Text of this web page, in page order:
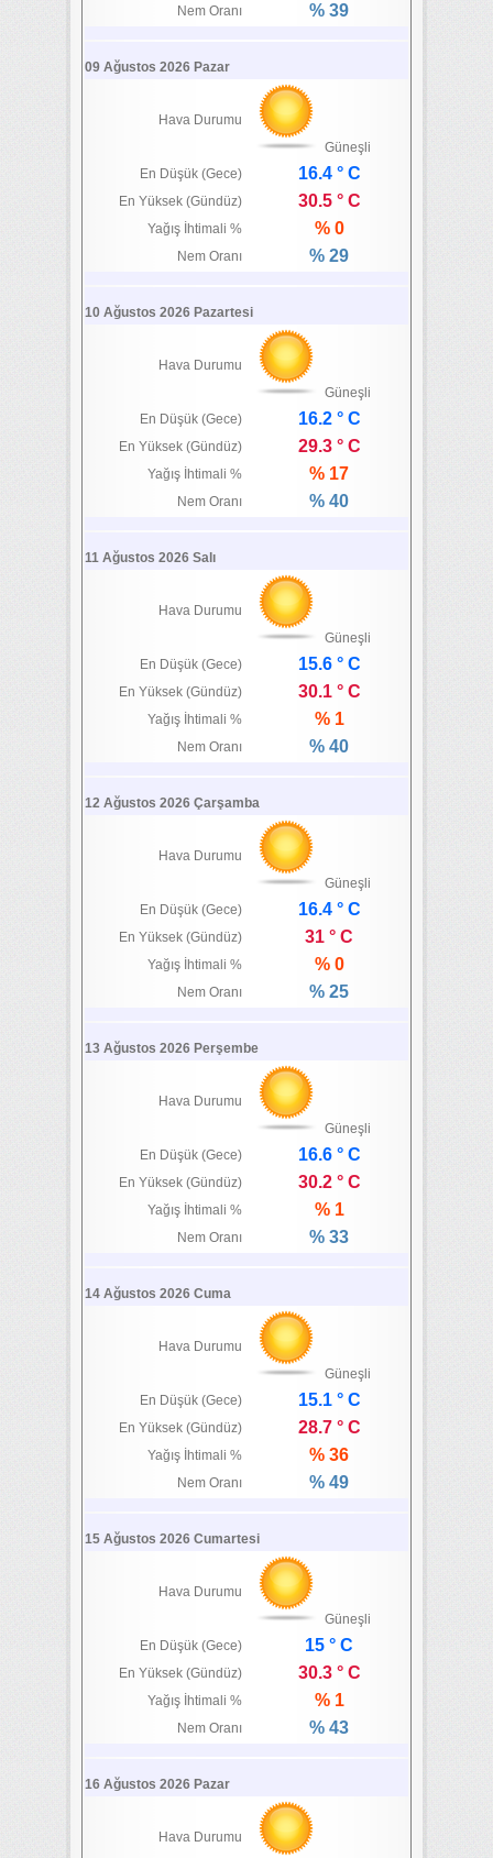
Nem Oranı % 39
09 Ağustos 2026 Pazar
Hava Durumu
Güneşli
En Düşük (Gece)
16.4 ° C
En Yüksek (Gündüz) 30.5 ° C
Yağış İhtimali % % 0
Nem Oranı % 29
10 Ağustos 2026 Pazartesi
Hava Durumu
Güneşli
En Düşük (Gece)
16.2 ° C
En Yüksek (Gündüz) 29.3 ° C
Yağış İhtimali % % 17
Nem Oranı % 40
11 Ağustos 2026 Salı
Hava Durumu
Güneşli
En Düşük (Gece)
15.6 ° C
En Yüksek (Gündüz) 30.1 ° C
Yağış İhtimali % % 1
Nem Oranı % 40
12 Ağustos 2026 Çarşamba
Hava Durumu
Güneşli
En Düşük (Gece)
16.4 ° C
En Yüksek (Gündüz) 31 ° C
Yağış İhtimali % % 0
Nem Oranı % 25
13 Ağustos 2026 Perşembe
Hava Durumu
Güneşli
En Düşük (Gece)
16.6 ° C
En Yüksek (Gündüz) 30.2 ° C
Yağış İhtimali % % 1
Nem Oranı % 33
14 Ağustos 2026 Cuma
Hava Durumu
Güneşli
En Düşük (Gece)
15.1 ° C
En Yüksek (Gündüz) 28.7 ° C
Yağış İhtimali % % 36
Nem Oranı % 49
15 Ağustos 2026 Cumartesi
Hava Durumu
Güneşli
En Düşük (Gece)
15 ° C
En Yüksek (Gündüz) 30.3 ° C
Yağış İhtimali % % 1
Nem Oranı % 43
16 Ağustos 2026 Pazar
Hava Durumu